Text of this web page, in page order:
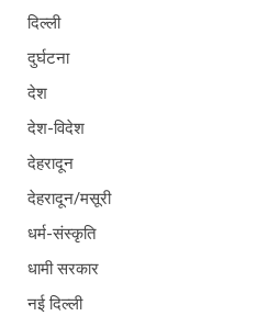
दिल्ली
दुर्घटना
देश
देश-विदेश
देहरादून
देहरादून/मसूरी
धर्म-संस्कृति
धामी सरकार
नई दिल्ली